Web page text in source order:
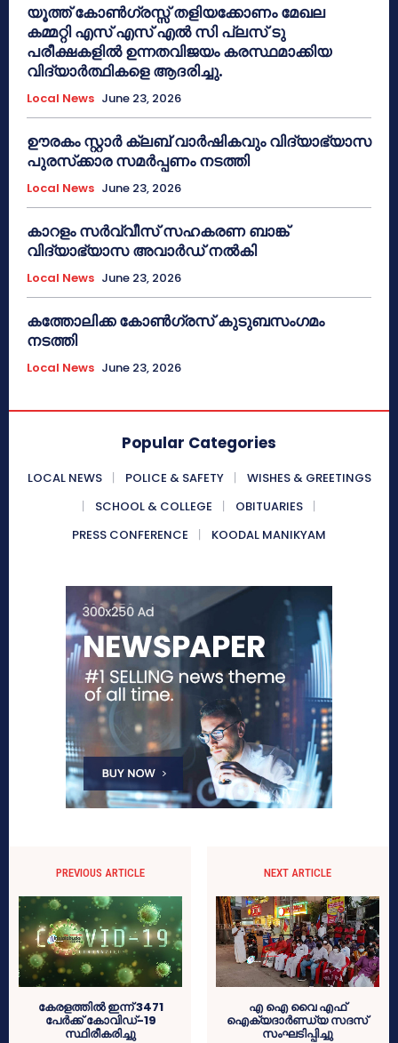
യൂത്ത് കോൺഗ്രസ്സ് തളിയക്കോണം മേഖല
കമ്മറ്റി എസ് എസ് എൽ സി പ്ലസ് ടു
പരീക്ഷകളിൽ ഉന്നതവിജയം കരസ്ഥമാക്കിയ
വിദ്യാർത്ഥികളെ ആദരിച്ചു.
Local News June 23, 2026
ഊരകം സ്റ്റാർ ക്ലബ് വാർഷികവും വിദ്യാഭ്യാസ
പുരസ്‌ക്കാര സമർപ്പണം നടത്തി
Local News June 23, 2026
കാറളം സർവ്വീസ് സഹകരണ ബാങ്ക്
വിദ്യാഭ്യാസ അവാർഡ് നൽകി
Local News June 23, 2026
കത്തോലിക്ക കോൺഗ്രസ് കുടുബസംഗമം
നടത്തി
Local News June 23, 2026
Popular Categories
LOCAL NEWS POLICE & SAFETY
WISHES & GREETINGS
SCHOOL & COLLEGE
OBITUARIES
PRESS CONFERENCE
KOODAL MANIKYAM
PREVIOUS ARTICLE
കേരളത്തില്‍ ഇന്ന് 3471
പേര്‍ക്ക് കോവിഡ്-19
സ്ഥിരീകരിച്ചു
NEXT ARTICLE
എ ഐ വൈ എഫ്
ഐക്യദാർണ്ഡ്യ സദസ്
സംഘടിപ്പിച്ചു